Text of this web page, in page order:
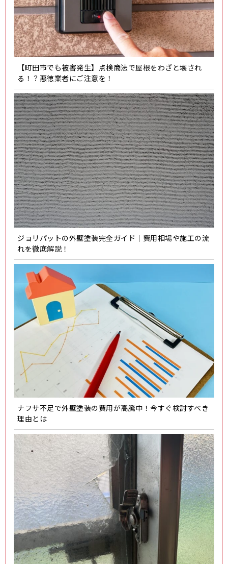
【町田市でも被害発生】点検商法で屋根をわざと壊され
る！？悪徳業者にご注意を！
ジョリパットの外壁塗装完全ガイド｜費用相場や施工の流
れを徹底解説！
ナフサ不足で外壁塗装の費用が高騰中！今すぐ検討すべき
理由とは